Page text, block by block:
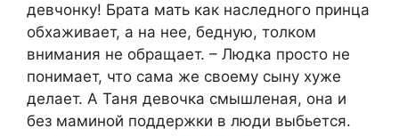
девчонку! Брата мать как наследного принца
обхаживает, а на нее, бедную, толком
внимания не обращает. – Людка просто не
понимает, что сама же своему сыну хуже
делает. А Таня девочка смышленая, она и
без маминой поддержки в люди выбьется.